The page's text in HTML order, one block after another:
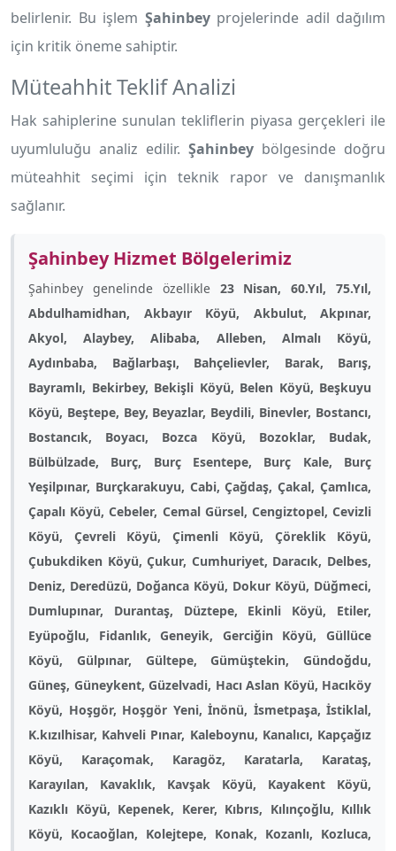
belirlenir. Bu işlem Şahinbeyprojelerinde adil dağılım
için kritik öneme sahiptir.
Müteahhit Teklif Analizi
Hak sahiplerine sunulan tekliflerin piyasa gerçekleri ile
uyumluluğu analiz edilir. Şahinbey bölgesinde doğru
müteahhit seçimi için teknik rapor ve danışmanlık
sağlanır.
Şahinbey Hizmet Bölgelerimiz
Şahinbey genelinde özellikle 23 Nisan, 60.Yıl, 75.Yıl,
Abdulhamidhan, Akbayır Köyü, Akbulut, Akpınar,
Akyol, Alaybey, Alibaba, Alleben, Almalı Köyü,
Aydınbaba, Bağlarbaşı, Bahçelievler, Barak, Barış,
Bayramlı, Bekirbey, Bekişli Köyü, Belen Köyü, Beşkuyu
Köyü, Beştepe, Bey, Beyazlar, Beydili, Binevler, Bostancı,
Bostancık, Boyacı, Bozca Köyü, Bozoklar, Budak,
Bülbülzade, Burç, Burç Esentepe, Burç Kale, Burç
Yeşilpınar, Burçkarakuyu, Cabi, Çağdaş, Çakal, Çamlıca,
Çapalı Köyü, Cebeler, Cemal Gürsel, Cengiztopel, Cevizli
Köyü, Çevreli Köyü, Çimenli Köyü, Çöreklik Köyü,
Çubukdiken Köyü, Çukur, Cumhuriyet, Daracık, Delbes,
Deniz, Deredüzü, Doğanca Köyü, Dokur Köyü, Düğmeci,
Dumlupınar, Durantaş, Düztepe, Ekinli Köyü, Etiler,
Eyüpoğlu, Fidanlık, Geneyik, Gerciğin Köyü, Güllüce
Köyü, Gülpınar, Gültepe, Gümüştekin, Gündoğdu,
Güneş, Güneykent, Güzelvadi, Hacı Aslan Köyü, Hacıköy
Köyü, Hoşgör, Hoşgör Yeni, İnönü, İsmetpaşa, İstiklal,
K.kızılhisar, Kahveli Pınar, Kaleboynu, Kanalıcı, Kapçağız
Köyü, Karaçomak, Karagöz, Karatarla, Karataş,
Karayılan, Kavaklık, Kavşak Köyü, Kayakent Köyü,
Kazıklı Köyü, Kepenek, Kerer, Kıbrıs, Kılınçoğlu, Kıllık
Köyü, Kocaoğlan, Kolejtepe, Konak, Kozanlı, Kozluca,